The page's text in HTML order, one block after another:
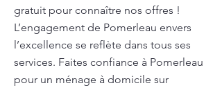
gratuit pour connaître nos offres !
L’engagement de Pomerleau envers
l’excellence se reflète dans tous ses
services. Faites confiance à Pomerleau
pour un ménage à domicile sur